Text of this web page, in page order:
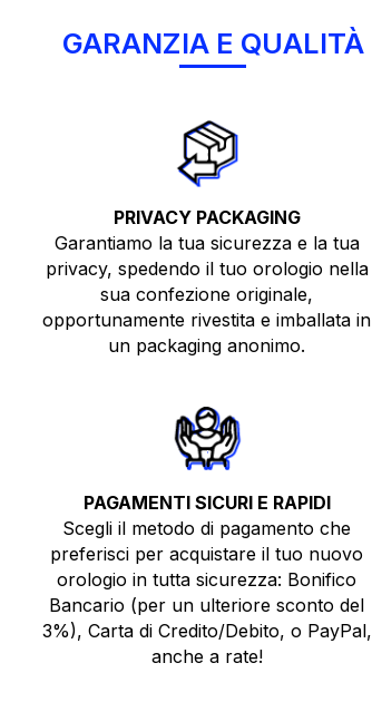
GARANZIA E QUALITÀ
PRIVACY PACKAGING
Garantiamo la tua sicurezza e la tua
privacy, spedendo il tuo orologio nella
sua confezione originale,
opportunamente rivestita e imballata in
un packaging anonimo.
PAGAMENTI SICURI E RAPIDI
Scegli il metodo di pagamento che
preferisci per acquistare il tuo nuovo
orologio in tutta sicurezza: Bonifico
Bancario (per un ulteriore sconto del
3%), Carta di Credito/Debito, o PayPal,
anche a rate!